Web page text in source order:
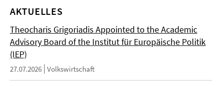
AKTUELLES
Theocharis Grigoriadis Appointed to the Academic
Advisory Board of the Institut für Europäische Politik
(IEP)
27.07.2026 Volkswirtschaft